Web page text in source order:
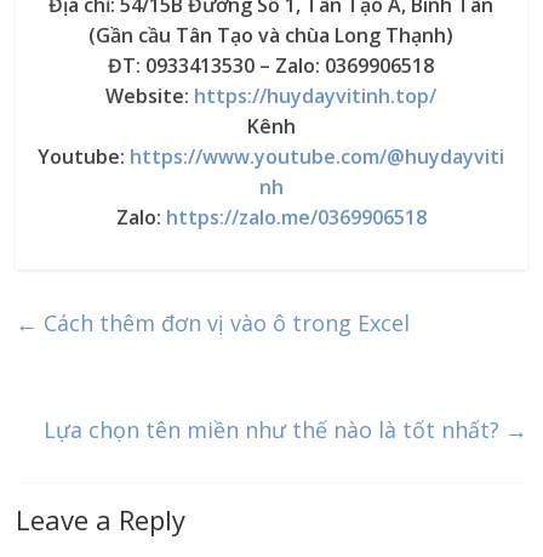
(Gần cầu Tân Tạo và chùa Long Thạnh)
ĐT: 0933413530 – Zalo: 0369906518
Website: https://huydayvitinh.top/
Kênh
Youtube: https://www.youtube.com/@huydayviti
nh
Zalo: https://zalo.me/0369906518
← Cách thêm đơn vị vào ô trong Excel
Lựa chọn tên miền như thế nào là tốt nhất? →
Leave a Reply